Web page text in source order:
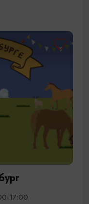
17:00